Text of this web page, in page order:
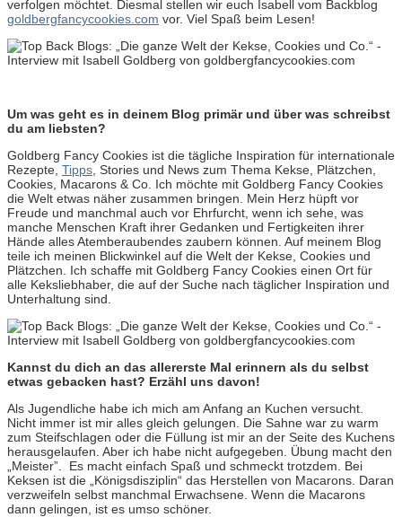
verfolgen möchtet. Diesmal stellen wir euch Isabell vom Backblog
goldbergfancycookies.com vor. Viel Spaß beim Lesen!
Um was geht es in deinem Blog primär und über was schreibst
du am liebsten?
Goldberg Fancy Cookies ist die tägliche Inspiration für internationale
Rezepte, Tipps , Stories und News zum Thema Kekse, Plätzchen,
Cookies, Macarons & Co. Ich möchte mit Goldberg Fancy Cookies
die Welt etwas näher zusammen bringen. Mein Herz hüpft vor
Freude und manchmal auch vor Ehrfurcht, wenn ich sehe, was
manche Menschen Kraft ihrer Gedanken und Fertigkeiten ihrer
Hände alles Atemberaubendes zaubern können. Auf meinem Blog
teile ich meinen Blickwinkel auf die Welt der Kekse, Cookies und
Plätzchen. Ich schaffe mit Goldberg Fancy Cookies einen Ort für
alle Keksliebhaber, die auf der Suche nach täglicher Inspiration und
Unterhaltung sind.
Kannst du dich an das allererste Mal erinnern als du selbst
etwas gebacken hast? Erzähl uns davon!
Als Jugendliche habe ich mich am Anfang an Kuchen versucht.
Nicht immer ist mir alles gleich gelungen. Die Sahne war zu warm
zum Steifschlagen oder die Füllung ist mir an der Seite des Kuchens
herausgelaufen. Aber ich habe nicht aufgegeben. Übung macht den
„Meister”. Es macht einfach Spaß und schmeckt trotzdem. Bei
Keksen ist die „Königsdisziplin“ das Herstellen von Macarons. Daran
verzweifeln selbst manchmal Erwachsene. Wenn die Macarons
dann gelingen, ist es umso schöner.